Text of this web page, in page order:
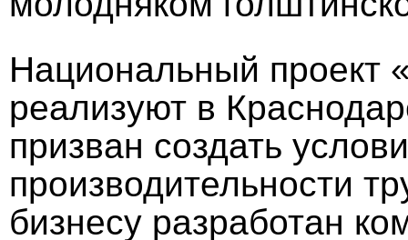
Национальный проект
реализуют в
призван создать
производительности
бизнесу разработан